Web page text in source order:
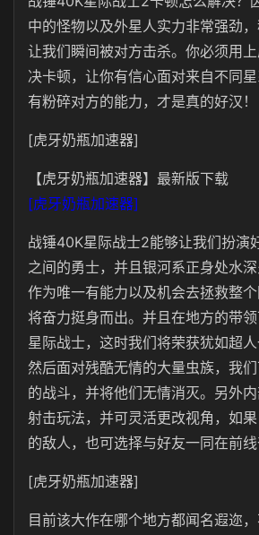
中的怪物以及外星人实力非常强劲
让我们瞬间被对方击杀。你必须用
决卡顿，让你有信心面对来自不同
有粉碎对方的能力，才是真的好汉！
[虎牙奶瓶加速器]
【虎牙奶瓶加速器】最新版下载
[虎牙奶瓶加速器]
战锤40K星际战士2能够让我们扮演
之间的勇士，并且银河系正身处水深
作为唯一有能力以及机会去拯救整
将奋力挺身而出。并且在地方的带
星际战士，这时我们将荣获犹如超人
然后面对残酷无情的大量虫族，我
的战斗，并将他们无情消灭。另外
射击玩法，并可灵活更改视角，如
的敌人，也可选择与好友一同在前线
[虎牙奶瓶加速器]
目前该大作在哪个地方都闻名遐迩